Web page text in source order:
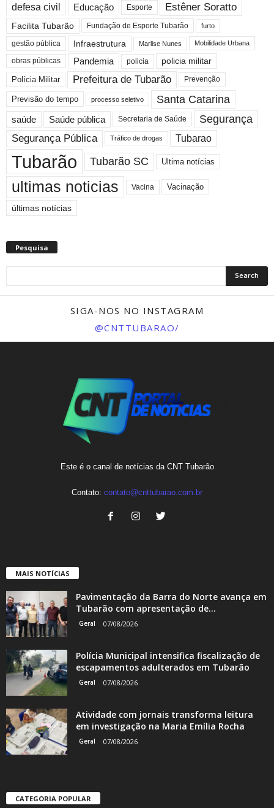
defesa civil Educação Esporte Estêner Soratto
Facilita Tubarão Fundação de Esporte Tubarão furto
gestão pública Infraestrutura Marlise Nunes Mobilidade Urbana
obras públicas Pandemia policia
policia militar
Polícia Militar
Prefeitura de Tubarão Prevenção
Previsão do tempo processo seletivo Santa Catarina
saúde Saúde pública Secretaria de Saúde Segurança
Segurança Pública Tráfico de drogas Tubarao
Tubarão Tubarão SC Ultima notícias
ultimas noticias Vacina Vacinação
últimas notícias
Pesquisa
SIGA-NOS NO INSTAGRAM
@CNTTUBARAO/
Este é o canal de notícias da CNT Tubarão
Contato: contato@cnttubarao.com.br
MAIS NOTÍCIAS
Pavimentação da Barra do Norte avança em
Tubarão com apresentação de...
Geral 07/08/2026
Polícia Municipal intensifica fiscalização de
escapamentos adulterados em Tubarão
Geral 07/08/2026
Atividade com jornais transforma leitura
em investigação na Maria Emília Rocha
Geral 07/08/2026
CATEGORIA POPULAR